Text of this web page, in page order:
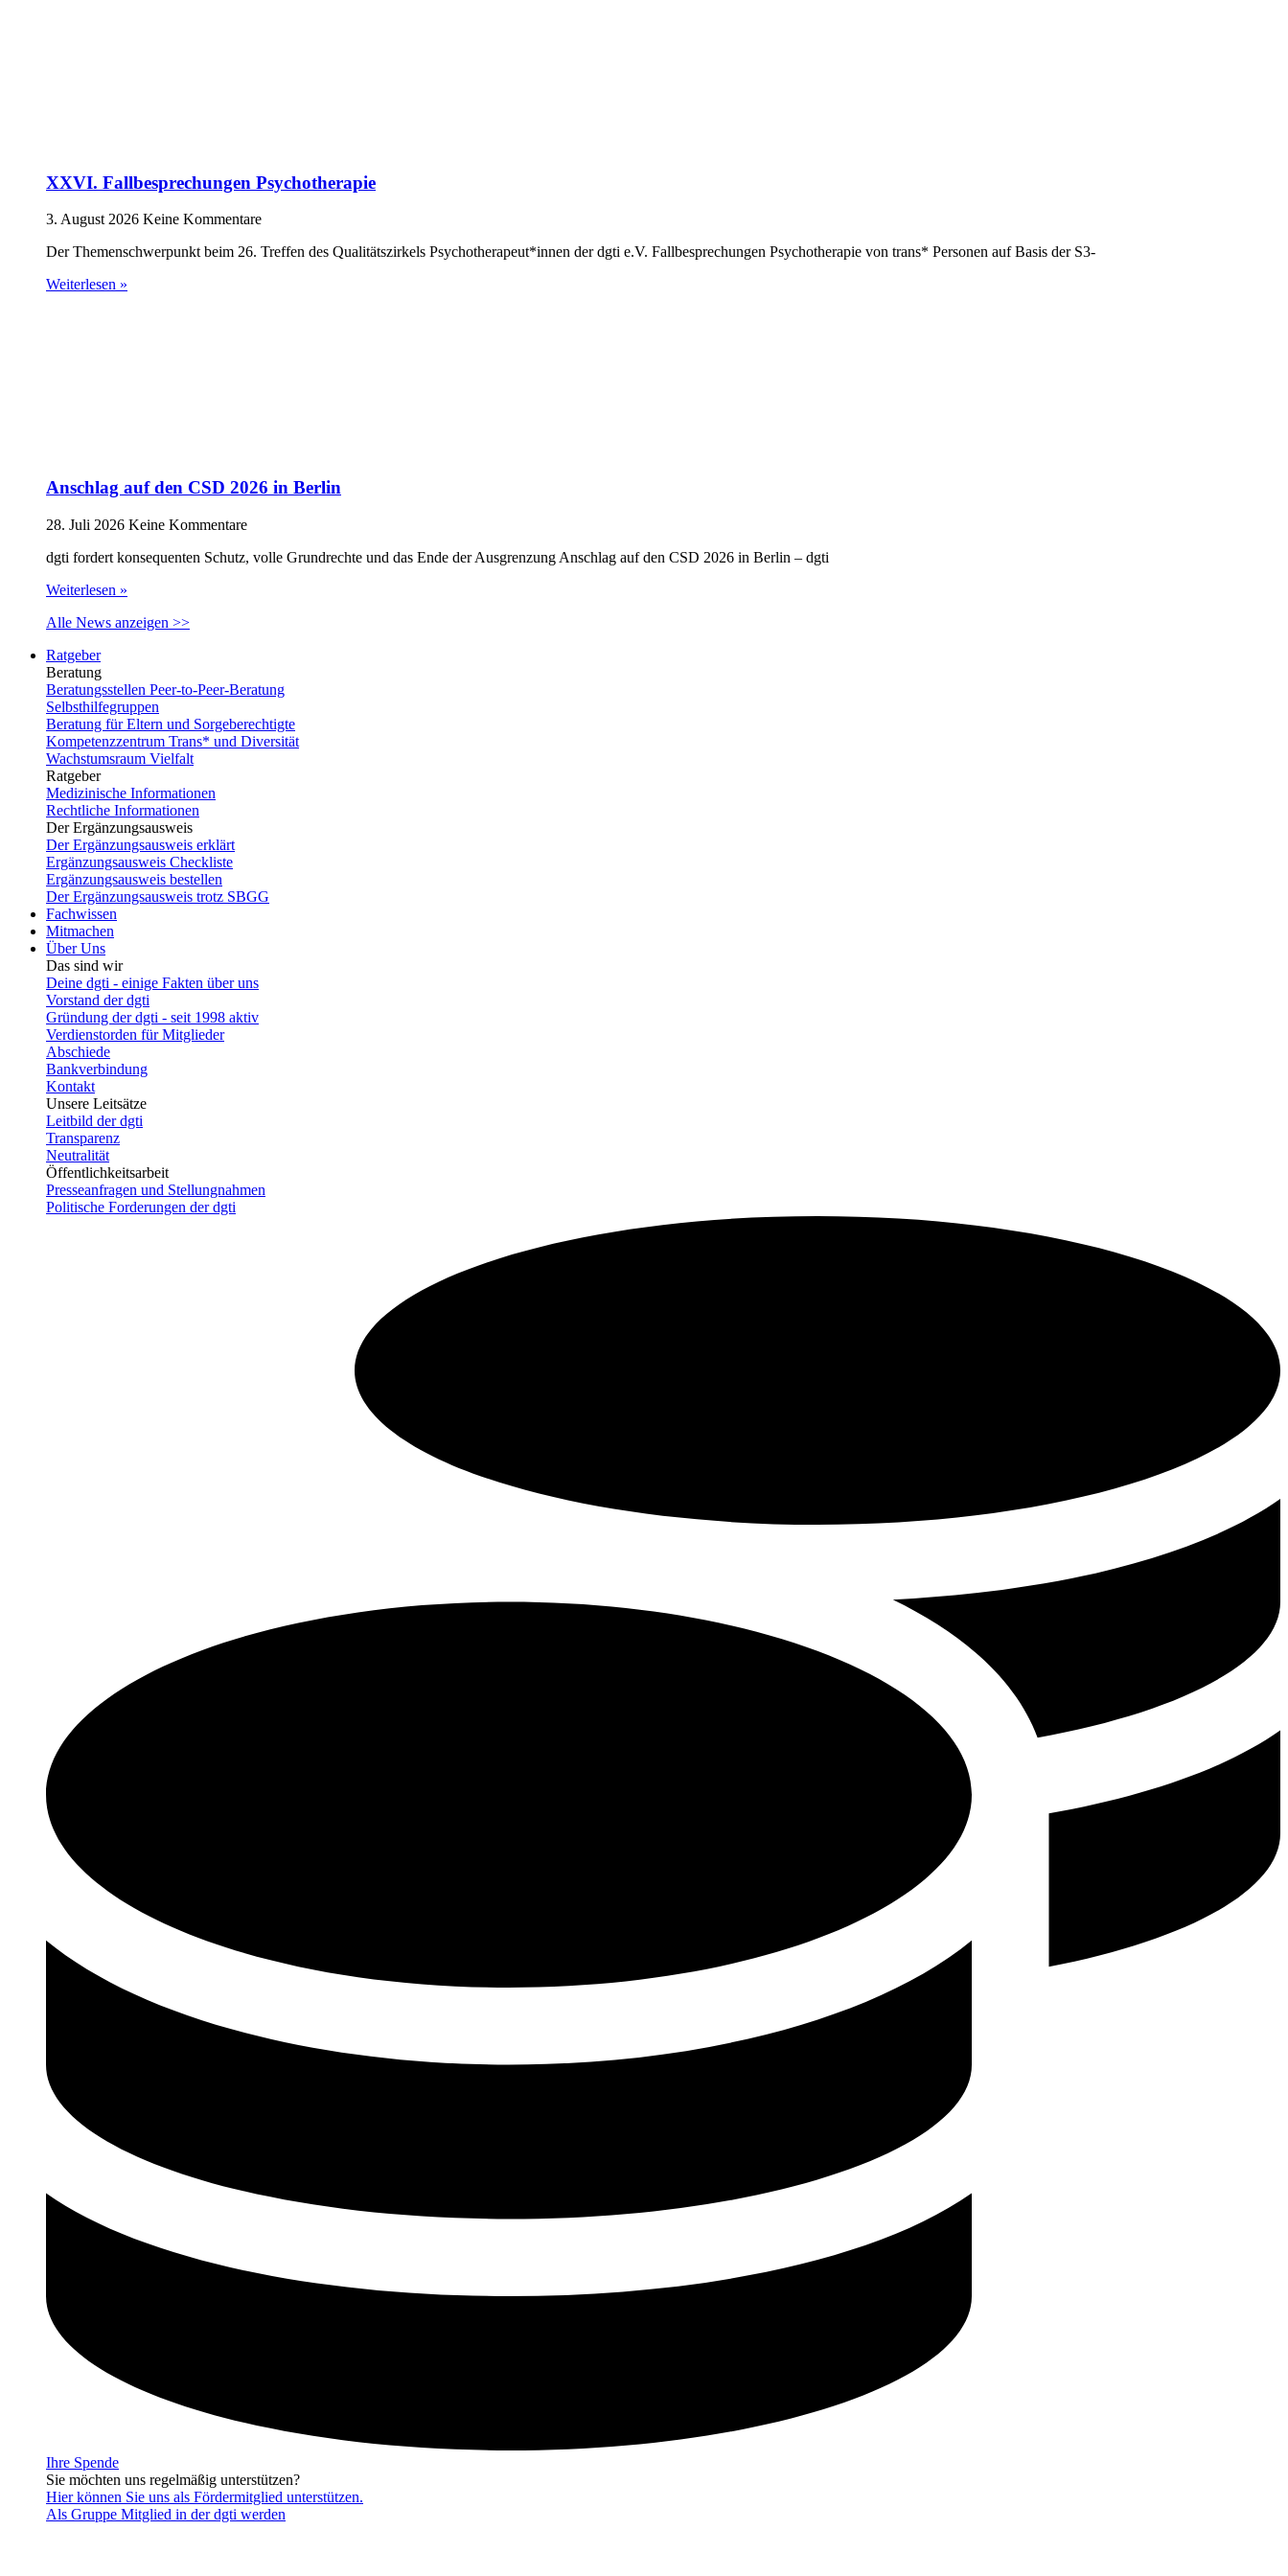
XXVI. Fallbesprechungen Psychotherapie
3. August 2026 Keine Kommentare
Der Themenschwerpunkt beim 26. Treffen des Qualitätszirkels Psychotherapeut*innen der dgti e.V. Fallbesprechungen Psychotherapie von trans* Personen auf Basis der S3-
Weiterlesen »
Anschlag auf den CSD 2026 in Berlin
28. Juli 2026 Keine Kommentare
dgti fordert konsequenten Schutz, volle Grundrechte und das Ende der Ausgrenzung Anschlag auf den CSD 2026 in Berlin – dgti
Weiterlesen »
Alle News anzeigen >>
Ratgeber
Beratung
Beratungsstellen Peer-to-Peer-Beratung
Selbsthilfegruppen
Beratung für Eltern und Sorgeberechtigte
Kompetenzzentrum Trans* und Diversität
Wachstumsraum Vielfalt
Ratgeber
Medizinische Informationen
Rechtliche Informationen
Der Ergänzungsausweis
Der Ergänzungsausweis erklärt
Ergänzungsausweis Checkliste
Ergänzungsausweis bestellen
Der Ergänzungsausweis trotz SBGG
Fachwissen
Mitmachen
Über Uns
Das sind wir
Deine dgti - einige Fakten über uns
Vorstand der dgti
Gründung der dgti - seit 1998 aktiv
Verdienstorden für Mitglieder
Abschiede
Bankverbindung
Kontakt
Unsere Leitsätze
Leitbild der dgti
Transparenz
Neutralität
Öffentlichkeitsarbeit
Presseanfragen und Stellungnahmen
Politische Forderungen der dgti
Ihre Spende
Sie möchten uns regelmäßig unterstützen?
Hier können Sie uns als Fördermitglied unterstützen.
Als Gruppe Mitglied in der dgti werden